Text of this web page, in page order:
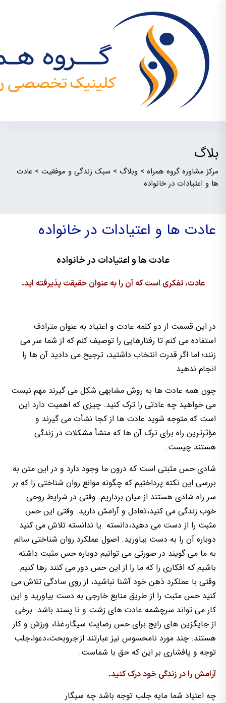
بلاگ
مرکز مشاوره گروه همراه > وبلاگ > سبک زندگی و موفقیت > عادت
ها و اعتیادات در خانواده
عادت ها و اعتیادات در خانواده
عادت ها و اعتیادات در خانواده
عادت، تفکری است که آن را به عنوان حقیقت پذیرفته اید.
در این قسمت از دو کلمه عادت و اعتیاد به عنوان مترادف
استفاده می کنم تا رفتارهایی را توصیف کنم که از شما سر می
زنند؛ اما اگر قدرت انتخاب داشتید، ترجیح می دادید آن ها را
انجام ندهید.
چون همه عادت ها به روش مشابهی شکل می گیرند مهم نیست
می خواهید چه عادتی را ترک کنید. چیزی که اهمیت دارد این
است که متوجه شوید عادت ها از کجا نشأت می گیرند و
مؤثرترین راه برای ترک آن ها که منشأ مشکلات در زندگی
هستند چیست.
شادی حس مثبتی است که درون ما وجود دارد و در این متن به
بررسی این نکته پرداختیم که چگونه موانع روان شناختی را که بر
سر راه شادی هستند از میان برداریم. وقتی در شرایط روحی
خوب زندگی می کنید،تعادل و آرامش دارید. وقتی این حس
مثبت را از دست می دهید،دانسته یا ندانسته تلاش می کنید
دوباره آن را به دست بیاورید. اصول عملکرد روان شناختی سالم
به ما می گویند در صورتی می توانیم دوباره حس مثبت داشته
باشیم که افکاری را که ما را از این حس دور می کنند رها کنیم.
وقتی با عملکرد ذهن خود آشنا نباشید، از روی سادگی تلاش می
کنید حس مثبت را از طریق منابع خارجی به دست بیاورید و این
کار می تواند سرچشمه عادت های زشت و نا پسند باشد. برخی
از جایگزین های رایج برای حس رضایت سیگار،غذا، ورزش و کار
هستند. چند مورد نامحسوس نیز عبارتند از:جروبحث،دعوا،جلب
توجه و پافشاری بر این که حق با شماست.
آرامش را در زندگی خود درک کنید.
چه اعتیاد شما مایه جلب توجه باشد چه سیگار